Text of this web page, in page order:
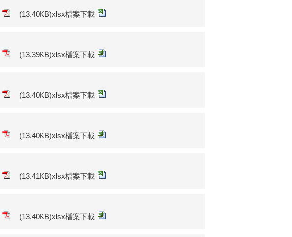
(13.40KB)xlsx檔案下載
(13.39KB)xlsx檔案下載
(13.40KB)xlsx檔案下載
(13.40KB)xlsx檔案下載
(13.41KB)xlsx檔案下載
(13.40KB)xlsx檔案下載